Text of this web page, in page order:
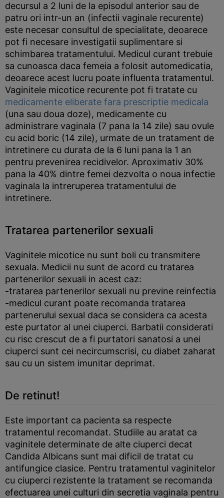
decursul a 2 luni de la episodul anterior sau de
patru ori intr-un an (infectii vaginale recurente)
este necesar consultul de specialitate, deoarece
pot fi necesare investigatii suplimentare si
schimbarea tratamentului. Medicul curant trebuie
sa cunoasca daca femeia a folosit automedicatia,
deoarece acest lucru poate influenta tratamentul.
Vaginitele micotice recurente pot fi tratate cu
medicamente eliberate fara prescriptie medicala
(una sau doua doze), medicamente cu
administrare vaginala (7 pana la 14 zile) sau ovule
cu acid boric (14 zile), urmate de un tratament de
intretinere cu durata de la 6 luni pana la 1 an
pentru prevenirea recidivelor. Aproximativ 30%
pana la 40% dintre femei dezvolta o noua infectie
vaginala la intreruperea tratamentului de
intretinere.
Tratarea partenerilor sexuali
Vaginitele micotice nu sunt boli cu transmitere
sexuala. Medicii nu sunt de acord cu tratarea
partenerilor sexuali in acest caz:
-tratarea partenerilor sexuali nu previne reinfectia
-medicul curant poate recomanda tratarea
partenerului sexual daca se considera ca acesta
este purtator al unei ciuperci. Barbatii considerati
cu risc crescut de a fi purtatori sanatosi a unei
ciuperci sunt cei necircumscrisi, cu diabet zaharat
sau cu un sistem imunitar deprimat.
De retinut!
Este important ca pacienta sa respecte
tratamentul recomandat. Studiile au aratat ca
vaginitele determinate de alte ciuperci decat
Candida Albicans sunt mai dificil de tratat cu
antifungice clasice. Pentru tratamentul vaginitelor
cu ciuperci rezistente la tratament se recomanda
efectuarea unei culturi din secretia vaginala pentru